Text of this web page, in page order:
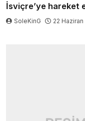
İsviçre’ye hareket
SoleKinG 22